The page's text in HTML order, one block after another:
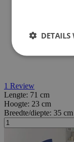
1 Review
Lengte: 71 cm
Hoogte: 23 cm
Breedte/diepte: 35 cm
DETAILS